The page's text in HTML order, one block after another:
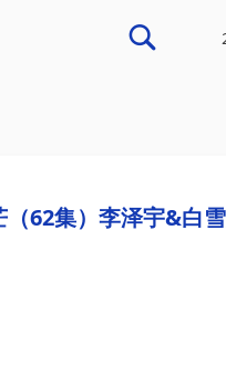
62集）李泽宇&白